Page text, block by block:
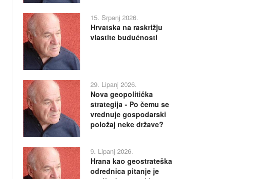
15. Srpanj 2026.
Hrvatska na raskrižju
vlastite budućnosti
29. Lipanj 2026.
Nova geopolitička
strategija - Po čemu se
vrednuje gospodarski
položaj neke države?
9. Lipanj 2026.
Hrana kao geostrateška
odrednica pitanje je